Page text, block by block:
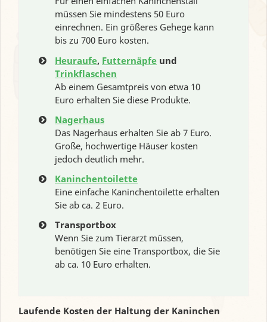
müssen Sie mindestens 50 Euro
einrechnen. Ein größeres Gehege kann
bis zu 700 Euro kosten.
Heuraufe, Futternäpfe und
Trinkflaschen
Ab einem Gesamtpreis von etwa 10
Euro erhalten Sie diese Produkte.
Nagerhaus
Das Nagerhaus erhalten Sie ab 7 Euro.
Große, hochwertige Häuser kosten
jedoch deutlich mehr.
Kaninchentoilette
Eine einfache Kaninchentoilette erhalten
Sie ab ca. 2 Euro.
Transportbox
Wenn Sie zum Tierarzt müssen,
benötigen Sie eine Transportbox, die Sie
ab ca. 10 Euro erhalten.
Laufende Kosten der Haltung der Kaninchen